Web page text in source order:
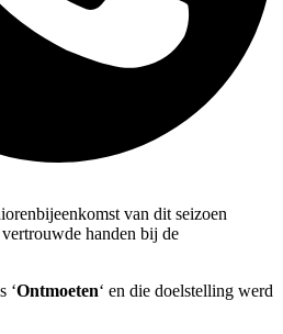
van dit seizoen
handen bij de
‘Ontmoeten‘ en die doelstelling werd